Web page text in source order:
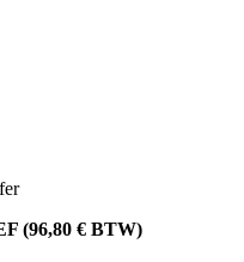
(96,80 € BTW)